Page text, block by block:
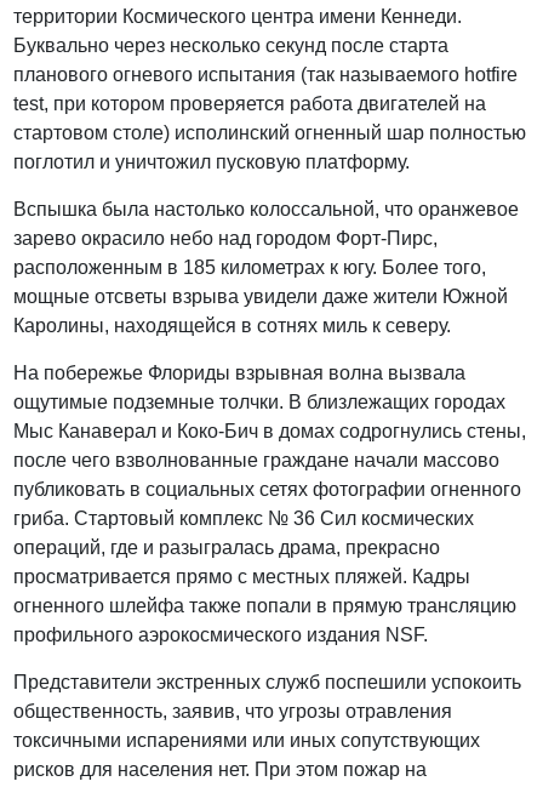
территории Космического центра имени Кеннеди.
Буквально через несколько секунд после старта
планового огневого испытания (так называемого hotfire
test, при котором проверяется работа двигателей на
стартовом столе) исполинский огненный шар полностью
поглотил и уничтожил пусковую платформу.
Вспышка была настолько колоссальной, что оранжевое
зарево окрасило небо над городом Форт-Пирс,
расположенным в 185 километрах к югу. Более того,
мощные отсветы взрыва увидели даже жители Южной
Каролины, находящейся в сотнях миль к северу.
На побережье Флориды взрывная волна вызвала
ощутимые подземные толчки. В близлежащих городах
Мыс Канаверал и Коко-Бич в домах содрогнулись стены,
после чего взволнованные граждане начали массово
публиковать в социальных сетях фотографии огненного
гриба. Стартовый комплекс № 36 Сил космических
операций, где и разыгралась драма, прекрасно
просматривается прямо с местных пляжей. Кадры
огненного шлейфа также попали в прямую трансляцию
профильного аэрокосмического издания NSF.
Представители экстренных служб поспешили успокоить
общественность, заявив, что угрозы отравления
токсичными испарениями или иных сопутствующих
рисков для населения нет. При этом пожар на